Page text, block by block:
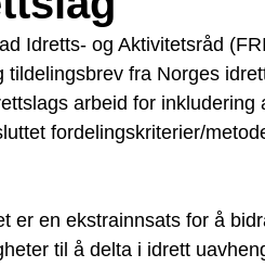
Idretts- og Aktivitetsråd
tildelingsbrev fra Norges
arbeid for
fordelingskriterier/
er en ekstrainnsats for å
til å delta i idrett